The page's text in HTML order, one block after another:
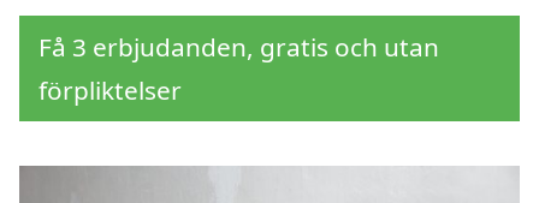
Få 3 erbjudanden, gratis och utan
förpliktelser